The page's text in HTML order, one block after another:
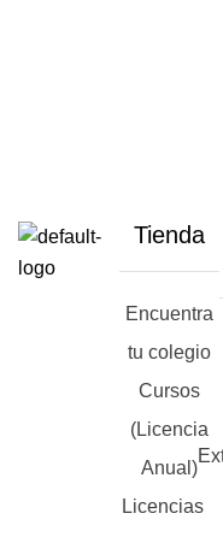
Tienda
Encuentra
tu colegio
Cursos
(Licencia
Anual)
Licencias